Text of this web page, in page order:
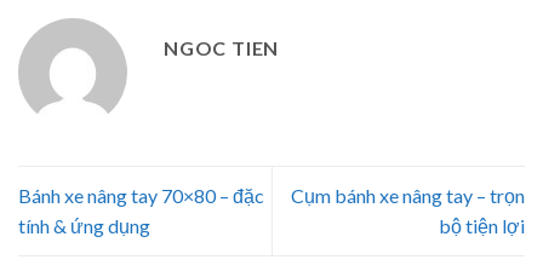
NGOC TIEN
Bánh xe nâng tay 70×80 – đặc
tính & ứng dụng
Cụm bánh xe nâng tay – trọn
bộ tiện lợi